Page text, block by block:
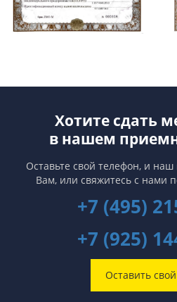
Хотите сдать
в нашем
Оставьте свой телефон, и
Вам, или свяжитесь с нами
+7 (495)
+7 (925)
Оставить